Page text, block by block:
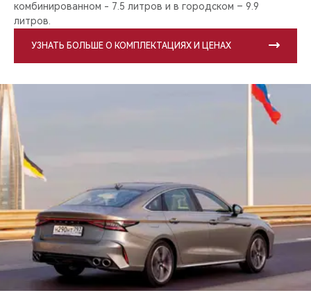
комбинированном - 7.5 литров и в городском – 9.9
литров.
УЗНАТЬ БОЛЬШЕ О КОМПЛЕКТАЦИЯХ И ЦЕНАХ